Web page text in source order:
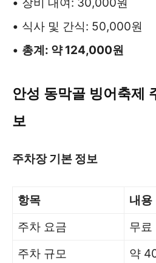
• 장비 대여: 30,000원
• 식사 및 간식: 50,000원
• 총계: 약 124,000원
안성 동막골 빙어축제
보
주차장 기본 정보
항목
내용
주차 요금
무료
주차 규모
약